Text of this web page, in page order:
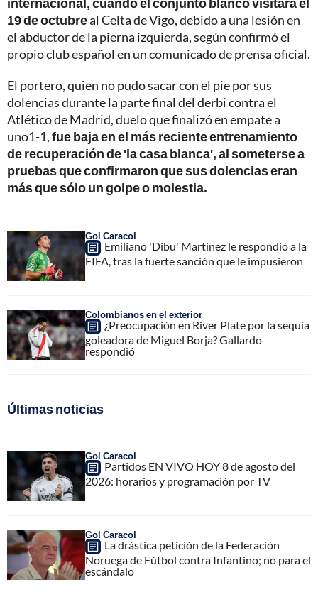
19 de octubreal Celta de Vigo, debido a una lesión en
el abductor de la pierna izquierda, según confirmó el
propio club español en un comunicado de prensa oficial.
El portero, quien no pudo sacar con el pie por sus
dolencias durante la parte final del derbi contra el
Atlético de Madrid, duelo que finalizó en empate a
uno1-1,fue baja en el más reciente entrenamiento
de recuperación de 'la casa blanca', al someterse a
pruebas que confirmaron que sus dolencias eran
más que sólo un golpe o molestia.
Gol Caracol
Emiliano 'Dibu' Martínez le respondió a la
FIFA, tras la fuerte sanción que le impusieron
Colombianos en el exterior
¿Preocupación en River Plate por la sequía
goleadora de Miguel Borja? Gallardo
respondió
Últimas noticias
Gol Caracol
Partidos EN VIVO HOY 8 de agosto del
2026: horarios y programación por TV
Gol Caracol
La drástica petición de la Federación
Noruega de Fútbol contra Infantino; no para el
escándalo